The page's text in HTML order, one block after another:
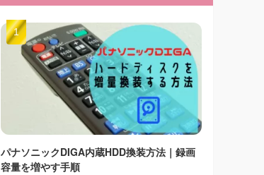
パナソニックDIGA内蔵HDD換装方法｜録画
容量を増やす手順